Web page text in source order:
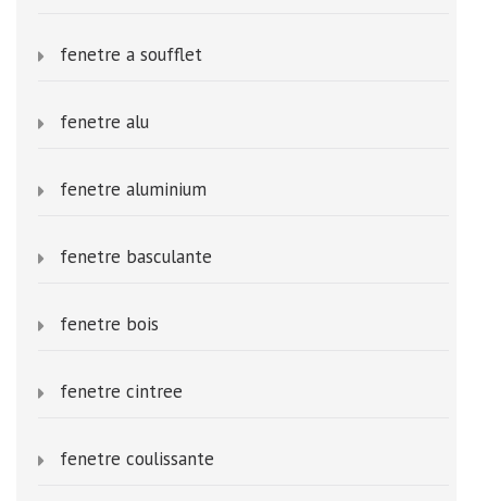
fenetre a soufflet
fenetre alu
fenetre aluminium
fenetre basculante
fenetre bois
fenetre cintree
fenetre coulissante